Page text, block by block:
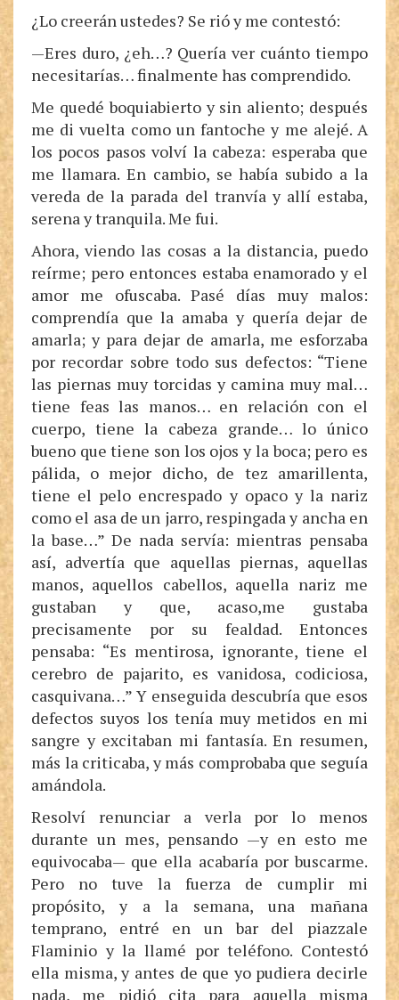
¿Lo creerán ustedes? Se rió y me contestó:
—Eres duro, ¿eh…? Quería ver cuánto tiempo
necesitarías… finalmente has comprendido.
Me quedé boquiabierto y sin aliento; después
me di vuelta como un fantoche y me alejé. A
los pocos pasos volví la cabeza: esperaba que
me llamara. En cambio, se había subido a la
vereda de la parada del tranvía y allí estaba,
serena y tranquila. Me fui.
Ahora, viendo las cosas a la distancia, puedo
reírme; pero entonces estaba enamorado y el
amor me ofuscaba. Pasé días muy malos:
comprendía que la amaba y quería dejar de
amarla; y para dejar de amarla, me esforzaba
por recordar sobre todo sus defectos: “Tiene
las piernas muy torcidas y camina muy mal…
tiene feas las manos… en relación con el
cuerpo, tiene la cabeza grande… lo único
bueno que tiene son los ojos y la boca; pero es
pálida, o mejor dicho, de tez amarillenta,
tiene el pelo encrespado y opaco y la nariz
como el asa de un jarro, respingada y ancha en
la base…” De nada servía: mientras pensaba
así, advertía que aquellas piernas, aquellas
manos, aquellos cabellos, aquella nariz me
gustaban y que, acaso,me gustaba
precisamente por su fealdad. Entonces
pensaba: “Es mentirosa, ignorante, tiene el
cerebro de pajarito, es vanidosa, codiciosa,
casquivana…” Y enseguida descubría que esos
defectos suyos los tenía muy metidos en mi
sangre y excitaban mi fantasía. En resumen,
más la criticaba, y más comprobaba que seguía
amándola.
Resolví renunciar a verla por lo menos
durante un mes, pensando —y en esto me
equivocaba— que ella acabaría por buscarme.
Pero no tuve la fuerza de cumplir mi
propósito, y a la semana, una mañana
temprano, entré en un bar del piazzale
Flaminio y la llamé por teléfono. Contestó
ella misma, y antes de que yo pudiera decirle
nada, me pidió cita para aquella misma